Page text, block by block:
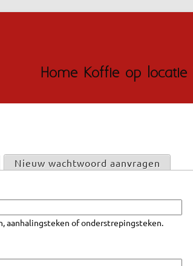
Home Koffie op locatie
Nieuw wachtwoord aanvragen
aanhalingsteken of onderstrepingsteken.